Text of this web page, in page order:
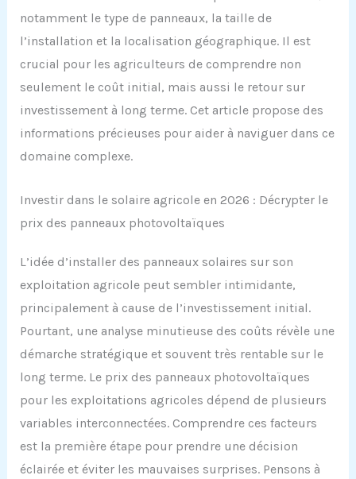
notamment le type de panneaux, la taille de
l’installation et la localisation géographique. Il est
crucial pour les agriculteurs de comprendre non
seulement le coût initial, mais aussi le retour sur
investissement à long terme. Cet article propose des
informations précieuses pour aider à naviguer dans ce
domaine complexe.
Investir dans le solaire agricole en 2026 : Décrypter le
prix des panneaux photovoltaïques
L’idée d’installer des panneaux solaires sur son
exploitation agricole peut sembler intimidante,
principalement à cause de l’investissement initial.
Pourtant, une analyse minutieuse des coûts révèle une
démarche stratégique et souvent très rentable sur le
long terme. Le prix des panneaux photovoltaïques
pour les exploitations agricoles dépend de plusieurs
variables interconnectées. Comprendre ces facteurs
est la première étape pour prendre une décision
éclairée et éviter les mauvaises surprises. Pensons à